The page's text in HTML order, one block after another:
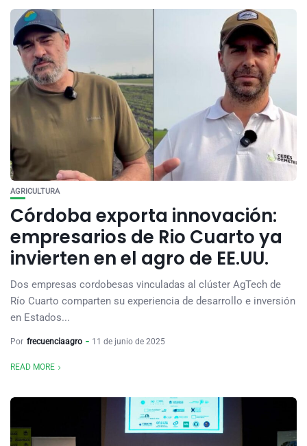
AGRICULTURA
Córdoba exporta innovación:
empresarios de Rio Cuarto ya
invierten en el agro de EE.UU.
Dos empresas cordobesas vinculadas al clúster AgTech de
Río Cuarto comparten su experiencia de desarrollo e inversión
en Estados...
Por frecuenciaagro 11 de junio de 2025
READ MORE